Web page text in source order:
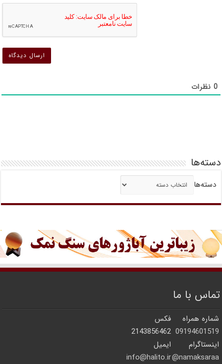
0 نظرات
دسته‌ها
دسته‌ها
تماس با ما
شماره همراه
فکس
09194601519
2143856462
اینستاگرام
ایمیل
namaksaraa@
info@halito.ir